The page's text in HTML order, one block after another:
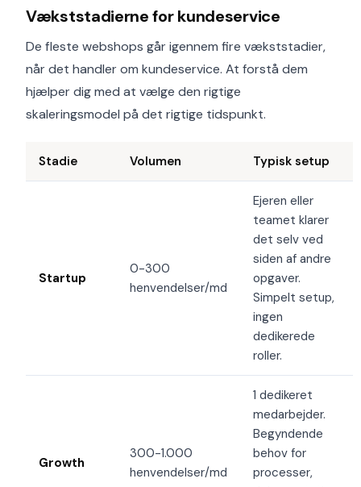
Vækststadierne for kundeservice
De fleste webshops går igennem fire vækststadier,
når det handler om kundeservice. At forstå dem
hjælper dig med at vælge den rigtige
skaleringsmodel på det rigtige tidspunkt.
Stadie Volumen Typisk setup
Startup
0-300
henvendelser/md
Ejeren eller
teamet klarer
det selv ved
siden af andre
opgaver.
Simpelt setup,
ingen
dedikerede
roller.
Growth
300-1.000
henvendelser/md
1 dedikeret
medarbejder.
Begyndende
behov for
processer,